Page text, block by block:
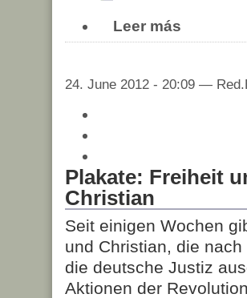
Leer más
24. June 2012 - 20:09 —
Plakate: Freiheit
Christian
Seit einigen Wochen
und Christian, die
die deutsche Justiz
Aktionen der